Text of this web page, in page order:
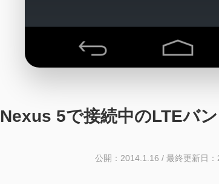
Nexus 5で接続中のLTEバ
公開：2014.1.16 / 最終更新日